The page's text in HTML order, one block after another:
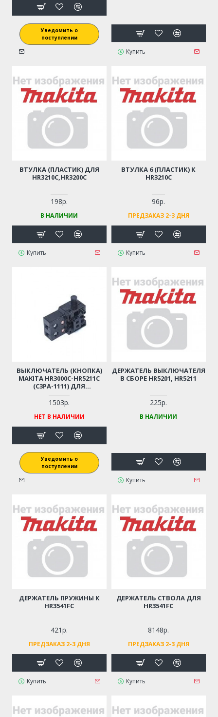
Уведомить о
поступлении
Купить
ВТУЛКА (ПЛАСТИК) ДЛЯ
HR3210C,HR3200C
198р.
В НАЛИЧИИ
Купить
ВТУЛКА 6 (ПЛАСТИК) К
HR3210C
96р.
ПРЕДЗАКАЗ 2-3 ДНЯ
Купить
ВЫКЛЮЧАТЕЛЬ (КНОПКА)
MAKITA HR3000C-HR5211C
(C3PA-1111) ДЛЯ
650676-9
1503р.
НЕТ В НАЛИЧИИ
Уведомить о
поступлении
ДЕРЖАТЕЛЬ ВЫКЛЮЧАТЕЛЯ
В СБОРЕ HR5201, HR5211
225р.
В НАЛИЧИИ
Купить
ДЕРЖАТЕЛЬ ПРУЖИНЫ К
HR3541FC
421р.
ПРЕДЗАКАЗ 2-3 ДНЯ
Купить
ДЕРЖАТЕЛЬ СТВОЛА ДЛЯ
HR3541FC
8148р.
ПРЕДЗАКАЗ 2-3 ДНЯ
Купить